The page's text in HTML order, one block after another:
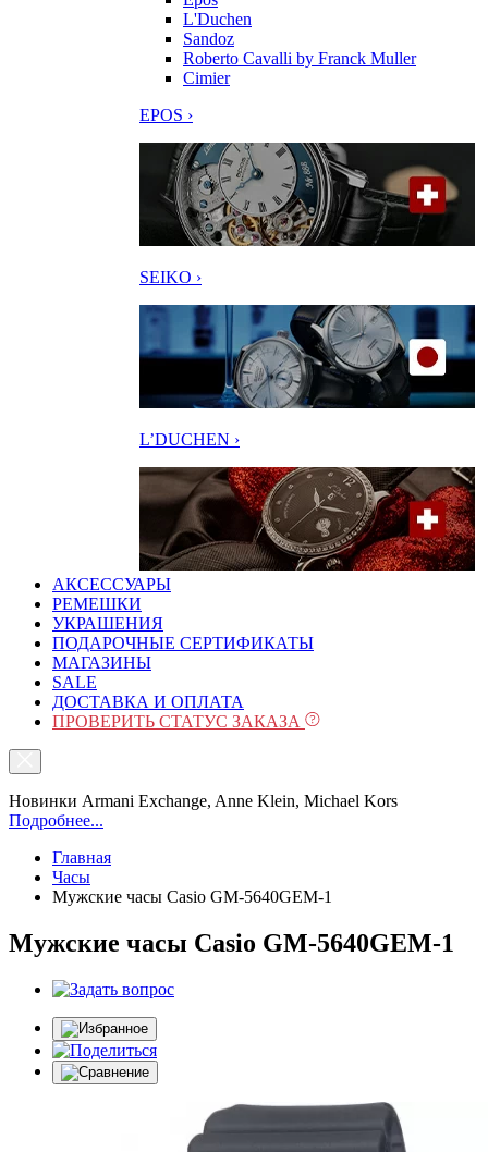
L'Duchen
Sandoz
Roberto Cavalli by Franck Muller
Cimier
EPOS ›
SEIKO ›
L’DUCHEN ›
АКСЕССУАРЫ
РЕМЕШКИ
УКРАШЕНИЯ
ПОДАРОЧНЫЕ СЕРТИФИКАТЫ
МАГАЗИНЫ
SALE
ДОСТАВКА И ОПЛАТА
ПРОВЕРИТЬ СТАТУС ЗАКАЗА
Новинки Armani Exchange, Anne Klein, Michael Kors
Подробнее...
Главная
Часы
Мужские часы Casio GM-5640GEM-1
Мужские часы Casio GM-5640GEM-1